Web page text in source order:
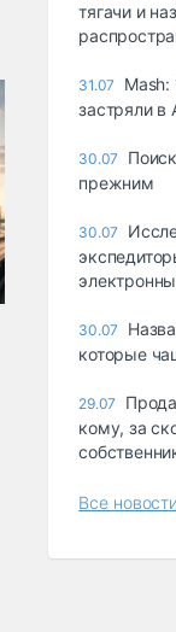
тягачи и
31.07
застряли в
30.07
прежним
30.07
30.07
которые
29.07
кому, за
Все